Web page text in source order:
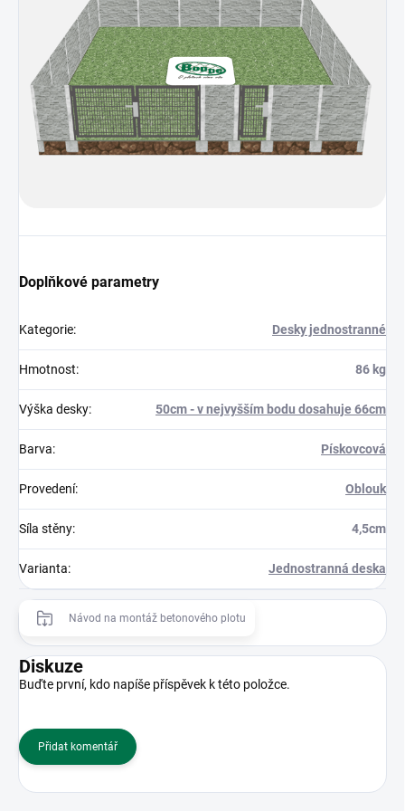
Doplňkové parametry
Kategorie: Desky jednostranné
Hmotnost: 86 kg
Výška desky: 50cm - v nejvyšším bodu dosahuje 66cm
Barva: Pískovcová
Provedení: Oblouk
Síla stěny: 4,5cm
Varianta: Jednostranná deska
Návod na montáž betonového plotu
Diskuze
Buďte první, kdo napíše příspěvek k této položce.
Přidat komentář